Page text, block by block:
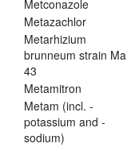
Metconazole
Metazachlor
Metarhizium
brunneum strain Ma
43
Metamitron
Metam (incl. -
potassium and -
sodium)